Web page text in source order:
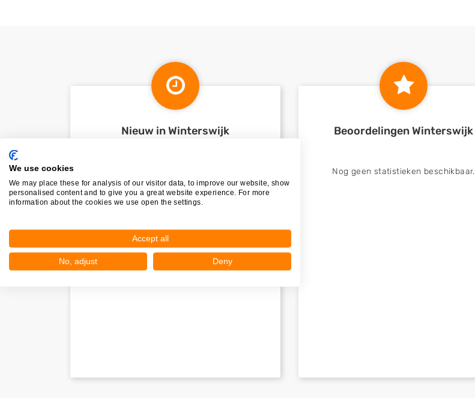
Nieuw in Winterswijk Beoordelingen Winterswijk
Nog geen statistieken beschikbaar.
We use cookies
We may place these for analysis of our visitor data, to improve our website, show
personalised content and to give you a great website experience. For more
information about the cookies we use open the settings.
Accept all
No, adjust Deny